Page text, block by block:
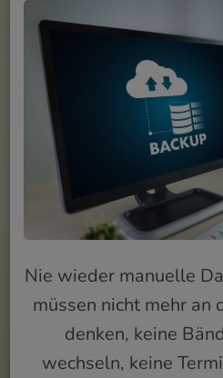
Nie wieder manuelle
müssen nicht mehr an
denken, keine
wechseln, keine